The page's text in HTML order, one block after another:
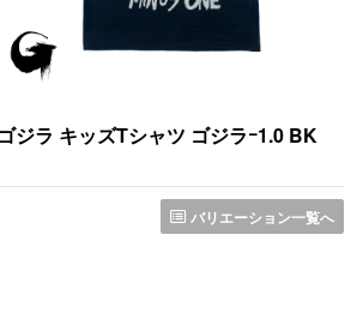
ゴジラ キッズTシャツ ゴジラｰ1.0 BK
バリエーション一覧へ